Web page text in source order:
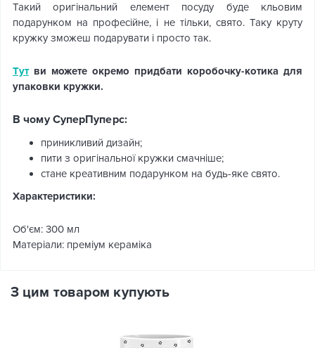
Такий оригінальний елемент посуду буде кльовим
подарунком на професійне, і не тільки, свято. Таку круту
кружку зможеш подарувати і просто так.
Тутви можете окремо придбати коробочку-котика для
упаковки кружки.
В чому СуперПуперс:
приникливий дизайн;
пити з оригінальної кружки смачніше;
стане креативним подарунком на будь-яке свято.
Характеристики:
Об'єм: 300 мл
Матеріали: преміум кераміка
З цим товаром купують